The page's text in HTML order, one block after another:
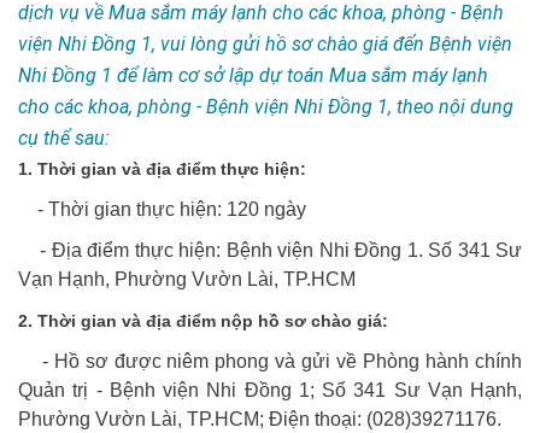
dịch vụ về Mua sắm máy lạnh cho các khoa, phòng - Bệnh
viện Nhi Đồng 1, vui lòng gửi hồ sơ chào giá đến Bệnh viện
Nhi Đồng 1 để làm cơ sở lập dự toán Mua sắm máy lạnh
cho các khoa, phòng - Bệnh viện Nhi Đồng 1, theo nội dung
cụ thể sau:
1. Thời gian và địa điểm thực hiện:
- Thời gian thực hiện: 120 ngày
- Địa điểm thực hiện: Bệnh viện Nhi Đồng 1. Số 341 Sư
Vạn Hạnh, Phường Vườn Lài, TP.HCM
2. Thời gian và địa điểm nộp hồ sơ chào giá:
- Hồ sơ được niêm phong và gửi về Phòng hành chính
Quản trị - Bệnh viện Nhi Đồng 1; Số341 Sư Vạn Hạnh,
Phường Vườn Lài, TP.HCM; Điện thoại: (028)39271176.